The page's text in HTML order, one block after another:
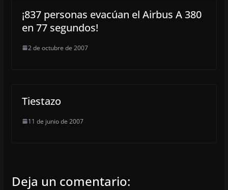
¡837 personas evacúan el Airbus A 380
en 77 segundos!
2 de octubre de 2007
Tiestazo
11 de junio de 2007
Deja un comentario: